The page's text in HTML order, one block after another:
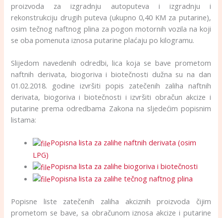
proizvoda za izgradnju autoputeva i izgradnju i
rekonstrukciju drugih puteva (ukupno 0,40 KM za putarine),
osim tečnog naftnog plina za pogon motornih vozila na koji
se oba pomenuta iznosa putarine plaćaju po kilogramu.
Slijedom navedenih odredbi, lica koja se bave prometom
naftnih derivata, biogoriva i biotečnosti dužna su na dan
01.02.2018. godine izvršiti popis zatečenih zaliha naftnih
derivata, biogoriva i biotečnosti i izvršiti obračun akcize i
putarine prema odredbama Zakona na sljedećim popisnim
listama:
Popisna lista za zalihe naftnih derivata (osim
LPG)
Popisna lista za zalihe biogoriva i biotečnosti
Popisna lista za zalihe tečnog naftnog plina
Popisne liste zatečenih zaliha akciznih proizvoda čijim
prometom se bave, sa obračunom iznosa akcize i putarine